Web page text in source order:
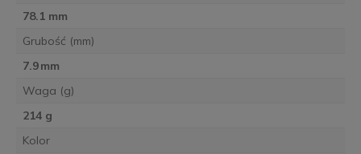
78.1 mm
Grubość (mm)
7.9 mm
Waga (g)
214 g
Kolor